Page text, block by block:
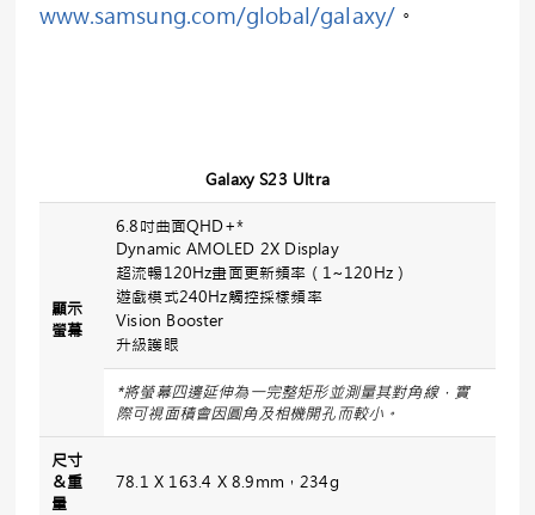
www.samsung.com/global/galaxy/ 。
Galaxy S23 Ultra
顯示
螢幕
6.8吋曲面QHD+*
Dynamic AMOLED 2X Display
超流暢120Hz畫面更新頻率（1~120Hz）
遊戲模式240Hz觸控採樣頻率
Vision Booster
升級護眼
*將螢幕四邊延伸為一完整矩形並測量其對角線，實
際可視面積會因圓角及相機開孔而較小。
尺寸
＆重
量
78.1 X 163.4 X 8.9mm，234g